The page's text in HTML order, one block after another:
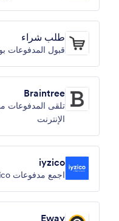
طلب شراء
قبول المدفوعات
Braintree
تلقى المدفوعات
الإنترنت
iyzico
اجمع مدفوعات iyzico من خلال نماذجك
Eway